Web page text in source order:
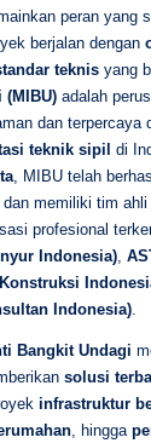
peran yang
berjalan dengan
teknis yang
(MIBU) adalah
dan terpercaya
teknik sipil
di
, MIBU telah
dan memiliki tim
profesional
Indonesia)
Indonesia)
Bangkit Undagi
solusi
infrastruktur
, hingga